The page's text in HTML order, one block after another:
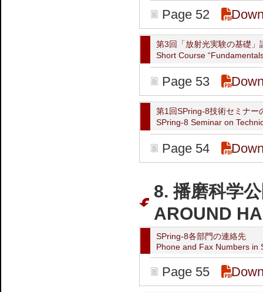
Page 52
第3回「放射光実験の基礎」
Short Course
Page 53
第1回SPring-8技術セミナー
SPring-8 Seminar on
Page 54
8. 播磨科学
AROUND
SPring-8各部門の連絡先
Phone and Fax Numbers in
Page 55